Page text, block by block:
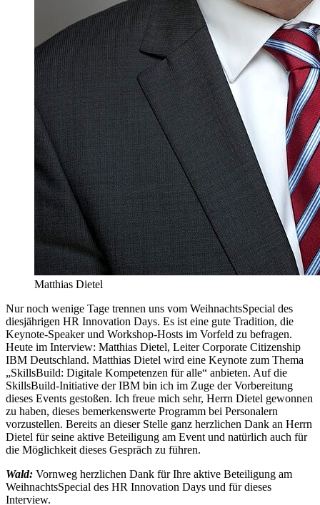
Matthias Dietel
Nur noch wenige Tage trennen uns vom WeihnachtsSpecial des
diesjährigen HR Innovation Days. Es ist eine gute Tradition, die
Keynote-Speaker und Workshop-Hosts im Vorfeld zu befragen.
Heute im Interview: Matthias Dietel, Leiter Corporate Citizenship
IBM Deutschland. Matthias Dietel wird eine Keynote zum Thema
„SkillsBuild: Digitale Kompetenzen für alle“ anbieten. Auf die
SkillsBuild-Initiative der IBM bin ich im Zuge der Vorbereitung
dieses Events gestoßen. Ich freue mich sehr, Herrn Dietel gewonnen
zu haben, dieses bemerkenswerte Programm bei Personalern
vorzustellen. Bereits an dieser Stelle ganz herzlichen Dank an Herrn
Dietel für seine aktive Beteiligung am Event und natürlich auch für
die Möglichkeit dieses Gespräch zu führen.
Wald: Vornweg herzlichen Dank für Ihre aktive Beteiligung am
WeihnachtsSpecial des HR Innovation Days und für dieses
Interview.